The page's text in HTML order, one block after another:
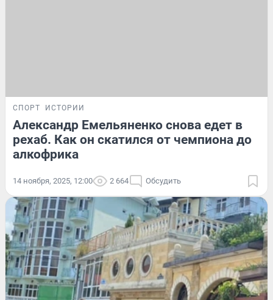
СПОРТ ИСТОРИИ
Александр Емельяненко снова едет в
рехаб. Как он скатился от чемпиона до
алкофрика
14 ноября, 2025, 12:00 2 664 Обсудить